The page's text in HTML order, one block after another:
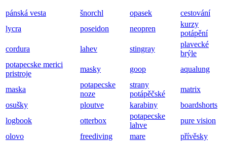
pánská vesta šnorchl opasek
cestování
lycra
poseidon neopren
kurzy
potápění
cordura
lahev stingray
plavecké
brýle
potapecske merici
pristroje
masky goop aqualung
maska
potapecske
noze
strany
potápěčské
matrix
osušky
ploutve karabiny
boardshorts
logbook
otterbox
potapecske
lahve
pure vision
olovo
freediving mare
přívěsky